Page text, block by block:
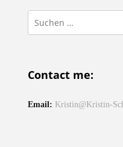
Suchen
nach:
Contact me:
Email: Kristin@Kristin-